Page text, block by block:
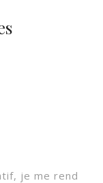
je me rend